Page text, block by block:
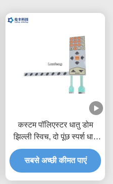
कस्टम पॉलिएस्टर धातु डोम
झिल्ली स्विच, दो पूंछ स्पर्श धातु
डोम स्विच
सबसे अच्छी कीमत पाएं